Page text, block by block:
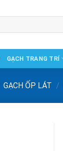
GẠCH TRANG TRÍ
GẠCH ỐP LÁT /